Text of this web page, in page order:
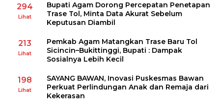
294
Lihat
Bupati Agam Dorong Percepatan Penetapan
Trase Tol, Minta Data Akurat Sebelum
Keputusan Diambil
213
Lihat
Pemkab Agam Matangkan Trase Baru Tol
Sicincin–Bukittinggi, Bupati : Dampak
Sosialnya Lebih Kecil
198
Lihat
SAYANG BAWAN, Inovasi Puskesmas Bawan
Perkuat Perlindungan Anak dan Remaja dari
Kekerasan